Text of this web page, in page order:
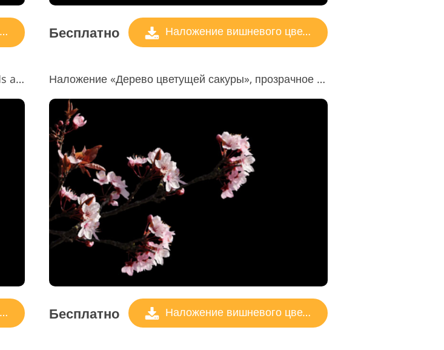
Бесплатно Наложение вишневого цвета
Наложение лепестков вишневого цвета №3 "Life Is a Carnival" Наложение «Дерево цветущей сакуры», прозрачное #4 "Given to Fly"
Бесплатно Наложение вишневого цвета